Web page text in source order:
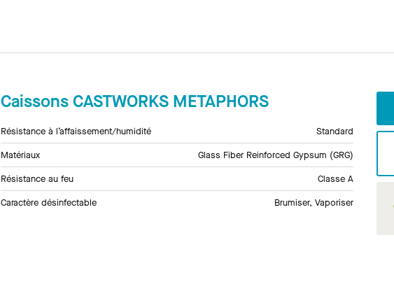
Caissons CASTWORKS METAPHORS
Résistance à l’affaissement/humidité
Standard
Matériaux
Glass Fiber Reinforced Gypsum (GRG)
Résistance au feu
Classe A
Caractère désinfectable
Brumiser, Vaporiser